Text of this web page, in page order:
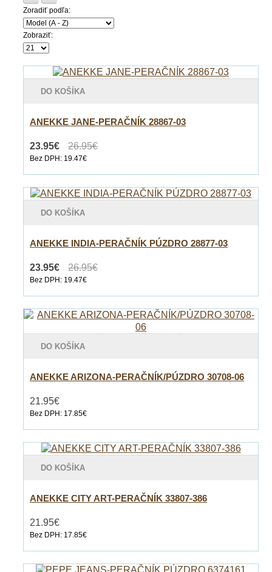
Zoradiť podľa:
Zobraziť:
DO KOŠÍKA
ANEKKE JANE-PERAČNÍK 28867-03
23.95€ 26.95€
Bez DPH: 19.47€
DO KOŠÍKA
ANEKKE INDIA-PERAČNÍK PÚZDRO 28877-03
23.95€ 26.95€
Bez DPH: 19.47€
DO KOŠÍKA
ANEKKE ARIZONA-PERAČNÍK/PÚZDRO 30708-06
21.95€
Bez DPH: 17.85€
DO KOŠÍKA
ANEKKE CITY ART-PERAČNÍK 33807-386
21.95€
Bez DPH: 17.85€